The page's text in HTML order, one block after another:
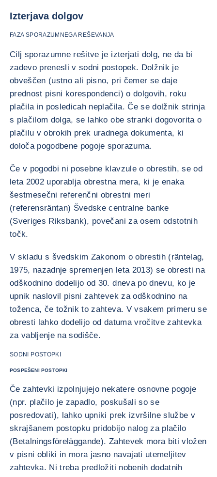
Izterjava dolgov
FAZA SPORAZUMNEGA REŠEVANJA
Cilj sporazumne rešitve je izterjati dolg, ne da bi
zadevo prenesli v sodni postopek. Dolžnik je
obveščen (ustno ali pisno, pri čemer se daje
prednost pisni korespondenci) o dolgovih, roku
plačila in posledicah neplačila. Če se dolžnik strinja
s plačilom dolga, se lahko obe stranki dogovorita o
plačilu v obrokih prek uradnega dokumenta, ki
določa pogodbene pogoje sporazuma.
Če v pogodbi ni posebne klavzule o obrestih, se od
leta 2002 uporablja obrestna mera, ki je enaka
šestmesečni referenčni obrestni meri
(referensräntan) Švedske centralne banke
(Sveriges Riksbank), povečani za osem odstotnih
točk.
V skladu s švedskim Zakonom o obrestih (räntelag,
1975, nazadnje spremenjen leta 2013) se obresti na
odškodnino dodelijo od 30. dneva po dnevu, ko je
upnik naslovil pisni zahtevek za odškodnino na
toženca, če tožnik to zahteva. V vsakem primeru se
obresti lahko dodelijo od datuma vročitve zahtevka
za vabljenje na sodišče.
SODNI POSTOPKI
POSPEŠENI POSTOPKI
Če zahtevki izpolnjujejo nekatere osnovne pogoje
(npr. plačilo je zapadlo, poskušali so se
posredovati), lahko upniki prek izvršilne službe v
skrajšanem postopku pridobijo nalog za plačilo
(Betalningsföreläggande). Zahtevek mora biti vložen
v pisni obliki in mora jasno navajati utemeljitev
zahtevka. Ni treba predložiti nobenih dodatnih